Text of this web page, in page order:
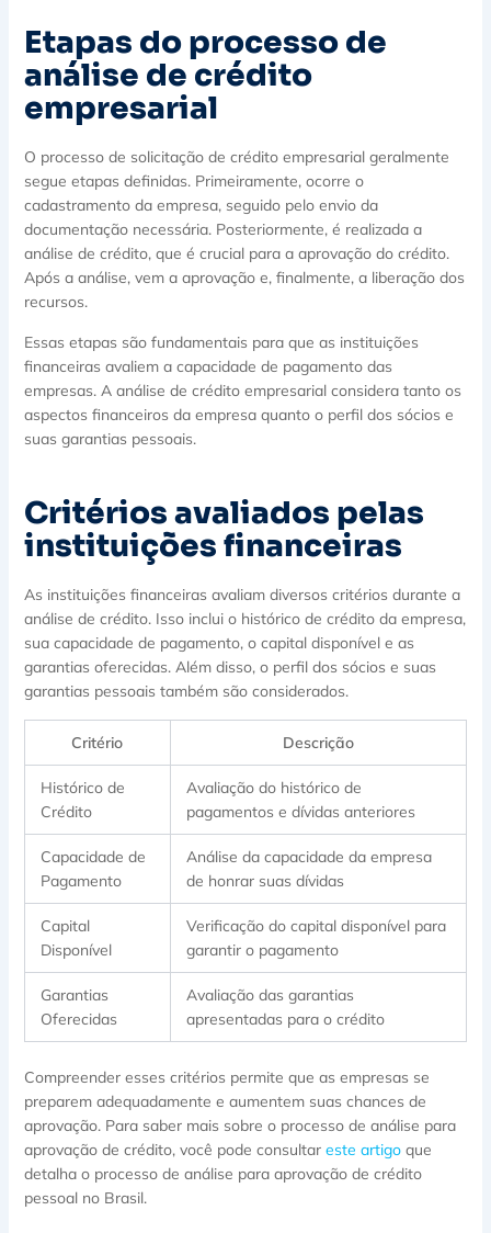
Etapas do processo de
análise de crédito
empresarial
O processo de solicitação de crédito empresarial geralmente
segue etapas definidas. Primeiramente, ocorre o
cadastramento da empresa, seguido pelo envio da
documentação necessária. Posteriormente, é realizada a
análise de crédito, que é crucial para a aprovação do crédito.
Após a análise, vem a aprovação e, finalmente, a liberação dos
recursos.
Essas etapas são fundamentais para que as instituições
financeiras avaliem a capacidade de pagamento das
empresas. A análise de crédito empresarial considera tanto os
aspectos financeiros da empresa quanto o perfil dos sócios e
suas garantias pessoais.
Critérios avaliados pelas
instituições financeiras
As instituições financeiras avaliam diversos critérios durante a
análise de crédito. Isso inclui o histórico de crédito da empresa,
sua capacidade de pagamento, o capital disponível e as
garantias oferecidas. Além disso, o perfil dos sócios e suas
garantias pessoais também são considerados.
Critério Descrição
Histórico de
Crédito
Avaliação do histórico de
pagamentos e dívidas anteriores
Capacidade de
Pagamento
Análise da capacidade da empresa
de honrar suas dívidas
Capital
Disponível
Verificação do capital disponível para
garantir o pagamento
Garantias
Oferecidas
Avaliação das garantias
apresentadas para o crédito
Compreender esses critérios permite que as empresas se
preparem adequadamente e aumentem suas chances de
aprovação. Para saber mais sobre o processo de análise para
aprovação de crédito, você pode consultar este artigoque
detalha o processo de análise para aprovação de crédito
pessoal no Brasil.